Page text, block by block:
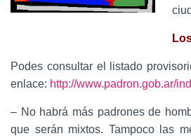
Podes consultar el listado
enlace: http://www.padron.gob.ar/
– No habrá más padrones de
que serán mixtos. Tampoco las